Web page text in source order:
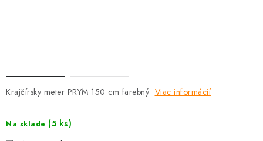
Krajčírsky meter PRYM 150 cm farebný Viac informácií
Na sklade (5 ks)